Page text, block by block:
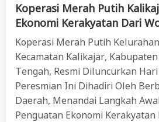
Koperasi Merah Putih
Ekonomi Kerakyatan Dari
Koperasi Merah Putih
Kecamatan Kalikajar,
Tengah, Resmi Diluncurkan
Peresmian Ini Dihadiri Oleh
Daerah, Menandai Langkah
Penguatan Ekonomi